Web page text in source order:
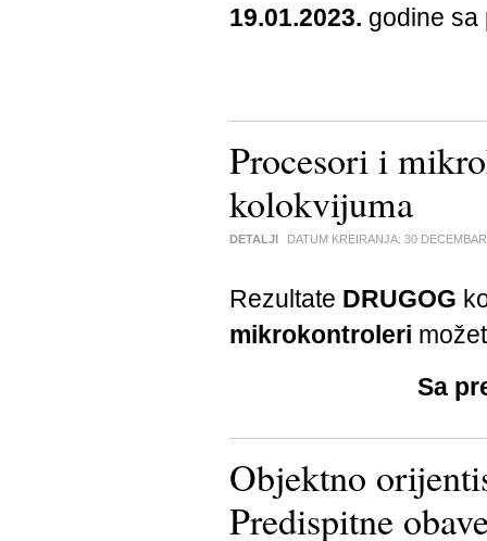
19.01.2023. godine
Procesori i
kolokvijuma
DETALJI DATUM KREIRANJA: 30
Rezultate DRUGOG
mikrokontroleri
Sa
Objektno
Predispitne